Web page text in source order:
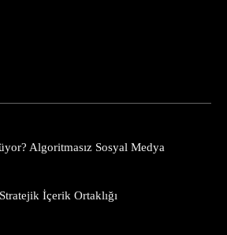
Algoritmasız Sosyal Medya
İçerik Ortaklığı